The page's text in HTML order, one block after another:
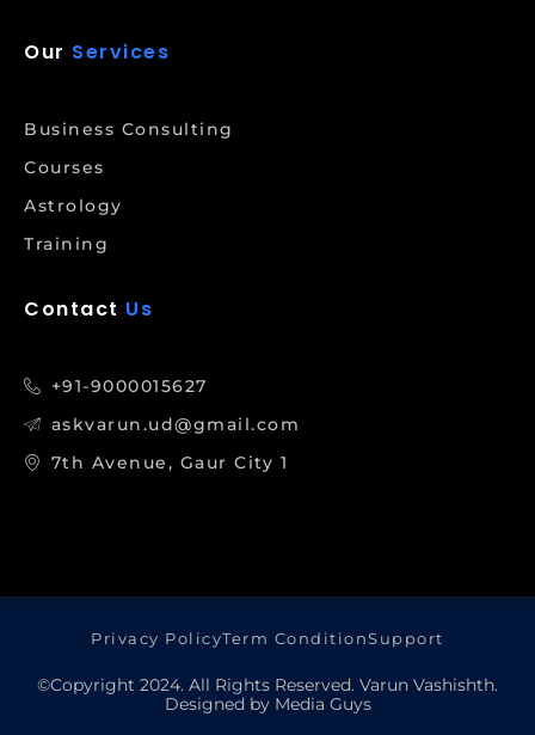
Our Services
Business Consulting
Courses
Astrology
Training
Contact Us
+91-9000015627
askvarun.ud@gmail.com
7th Avenue, Gaur City 1
Privacy PolicyTerm ConditionSupport
©Copyright 2024. All Rights Reserved. Varun Vashishth.
Designed by Media Guys